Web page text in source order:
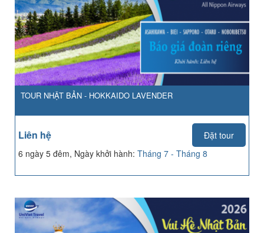
TOUR NHẬT BẢN - HOKKAIDO LAVENDER
Liên hệ
Đặt tour
6 ngày 5 đêm, Ngày khởi hành: Tháng 7 - Tháng 8